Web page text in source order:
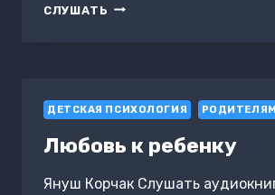
СЛУШАТЬ PALYAÇO
YAPAR
ДЕТСКАЯ ПСИХОЛОГИЯ РОДИТЕЛЯМ
Любовь к ребенку
Януш Корчак Слушать